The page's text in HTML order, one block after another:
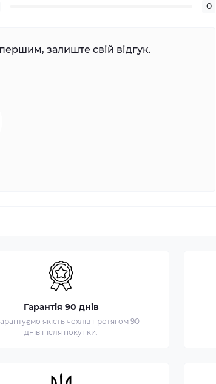
0
залиште свій відгук.
Гарантія 90 днів
якість чохлів протягом 90
днів після покупки.